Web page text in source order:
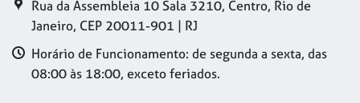
Rua da Assembleia 10 Sala 3210, Centro, Rio de
Janeiro, CEP 20011-901 | RJ
Horário de Funcionamento: de segunda a sexta, das
08:00 às 18:00, exceto feriados.